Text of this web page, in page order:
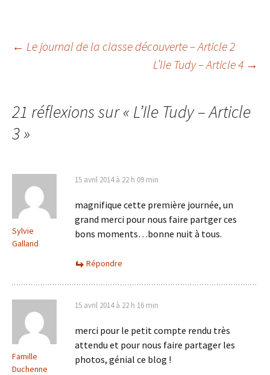
Navigation
articles
← Le journal de la classe découverte – Article 2
L’Ile Tudy – Article 4 →
21 réflexions sur « L’Ile Tudy – Article
3»
Sylvie
Galland
15 avril 2014 à 22 h 09 min
magnifique cette première journée, un
grand merci pour nous faire partger ces
bons moments…bonne nuit à tous.
Répondre
Famille
Duchenne
15 avril 2014 à 22 h 16 min
merci pour le petit compte rendu très
attendu et pour nous faire partager les
photos, génial ce blog !